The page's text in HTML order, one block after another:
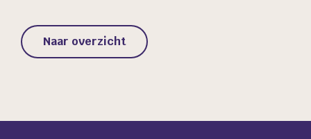
Naar overzicht